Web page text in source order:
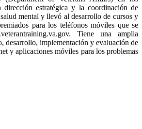
estratégica y la coordinación de
mental y llevó al desarrollo de cursos y
para los teléfonos móviles que se
Tiene una amplia
desarrollo, implementación y evaluación de
y aplicaciones móviles para los problemas